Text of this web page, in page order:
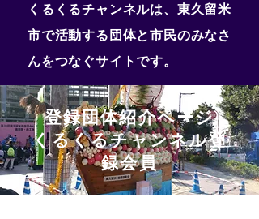
くるくるチャンネルは、東久留米
市で活動する団体と市民のみなさ
んをつなぐサイトです。
登録団体紹介ページ
​くるくるチャンネル登
録会員